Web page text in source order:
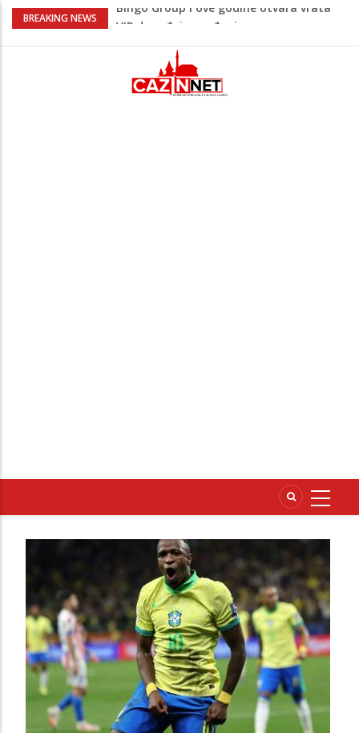
BREAKING NEWS
Sarajevo ipak u Mostaru igra
Premijer lige BiH
Lepa Brena pala na koncertu u Budvi
nakon kultnog zamaha nogom: "Nisi bio